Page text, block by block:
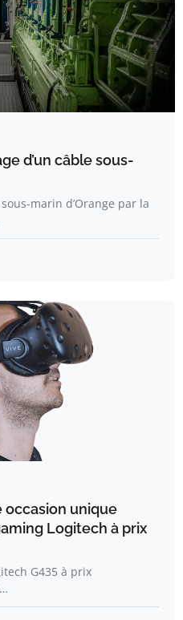
d’un câble sous-
sous-marin d’Orange par la
occasion unique
Logitech à prix
G435 à prix